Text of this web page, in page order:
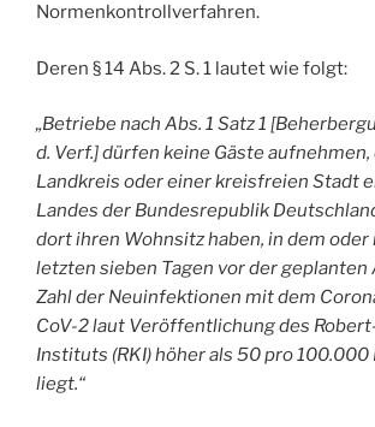
Normenkontrollverfahren.
Deren § 14 Abs. 2 S. 1 lautet wie folgt:
„Betriebe nach Abs. 1 Satz 1
d. Verf.] dürfen keine Gäste aufnehmen,
Landkreis oder einer kreisfreien Stadt
Landes der Bundesrepublik
dort ihren Wohnsitz haben, in dem oder
letzten sieben Tagen vor der geplanten
Zahl der Neuinfektionen mit dem
CoV-2 laut Veröffentlichung des
Instituts (RKI) höher als 50 pro 100.000
liegt.“